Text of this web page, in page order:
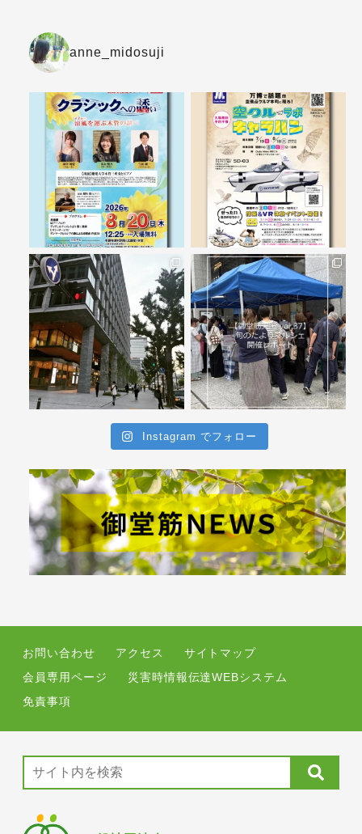
anne_midosuji
Instagram でフォロー
お問い合わせ アクセス
サイトマップ
会員専用ページ
災害時情報伝達WEBシステム
免責事項